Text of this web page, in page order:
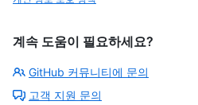
계속 도움이 필요하세요?
GitHub 커뮤니티에 문의
고객 지원 문의